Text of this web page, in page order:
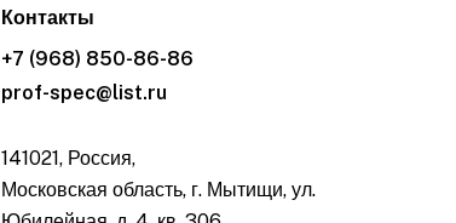
Контакты
+7 (968) 850-86-86
prof-spec@list.ru
141021, Россия,
Московская область, г. Мытищи, ул.